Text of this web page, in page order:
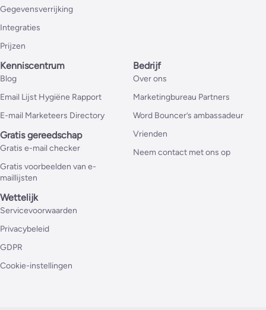
Gegevensverrijking
Integraties
Prijzen
Kenniscentrum
Blog
Email Lijst Hygiëne Rapport
E-mail Marketeers Directory
Gratis gereedschap
Gratis e-mail checker
Gratis voorbeelden van e-
maillijsten
Bedrijf
Over ons
Marketingbureau Partners
Word Bouncer’s ambassadeur
Vrienden
Neem contact met ons op
Wettelijk
Servicevoorwaarden
Privacybeleid
GDPR
Cookie-instellingen